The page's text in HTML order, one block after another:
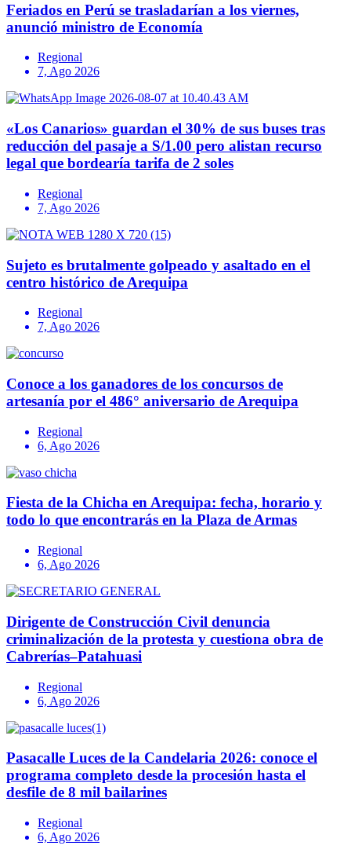
Feriados en Perú se trasladarían a los viernes,
anunció ministro de Economía
Regional
7, Ago 2026
«Los Canarios» guardan el 30% de sus buses tras
reducción del pasaje a S/1.00 pero alistan recurso
legal que bordearía tarifa de 2 soles
Regional
7, Ago 2026
Sujeto es brutalmente golpeado y asaltado en el
centro histórico de Arequipa
Regional
7, Ago 2026
Conoce a los ganadores de los concursos de
artesanía por el 486° aniversario de Arequipa
Regional
6, Ago 2026
Fiesta de la Chicha en Arequipa: fecha, horario y
todo lo que encontrarás en la Plaza de Armas
Regional
6, Ago 2026
Dirigente de Construcción Civil denuncia
criminalización de la protesta y cuestiona obra de
Cabrerías–Patahuasi
Regional
6, Ago 2026
Pasacalle Luces de la Candelaria 2026: conoce el
programa completo desde la procesión hasta el
desfile de 8 mil bailarines
Regional
6, Ago 2026